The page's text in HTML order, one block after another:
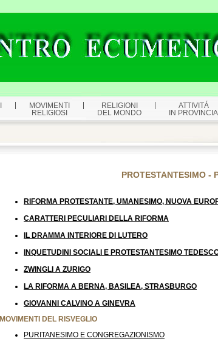
MOVIMENTI
RELIGIOSI
RELIGIONI
DEL MONDO
ATTIVITÁ
IN PROVINCIA
PROTESTANTESIMO -
RIFORMA PROTESTANTE, UMANESIMO, NUOVA
CARATTERI PECULIARI DELLA RIFORMA
IL DRAMMA INTERIORE DI LUTERO
INQUETUDINI SOCIALI E PROTESTANTESIMO
ZWINGLI A ZURIGO
LA RIFORMA A BERNA, BASILEA, STRASBURGO
GIOVANNI CALVINO A GINEVRA
MOVIMENTI DEL RISVEGLIO
PURITANESIMO E CONGREGAZIONISMO